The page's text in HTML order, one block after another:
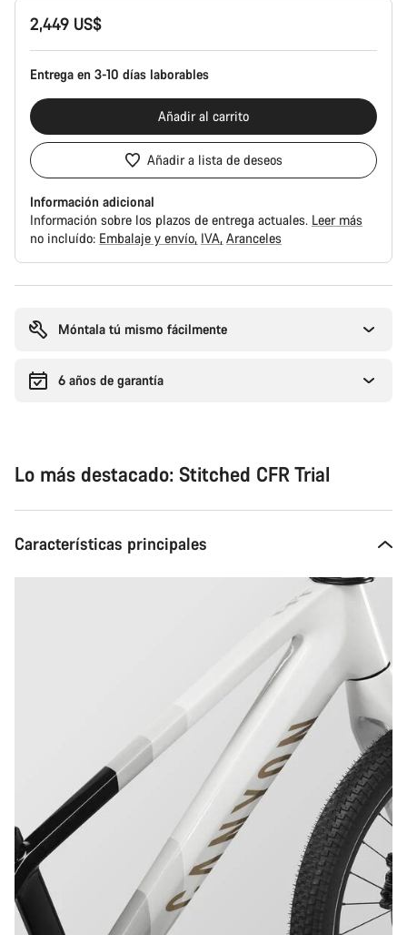
2,449 US$
Entrega en 3-10 días laborables
Añadir al carrito
Añadir a lista de deseos
Información adicional
Información sobre los plazos de entrega actuales. Leer más
no incluído: Embalaje y envío IVA Aranceles
compra
Móntala tú mismo fácilmente
6 años de garantía
Lo más destacado: Stitched CFR Trial
Características principales